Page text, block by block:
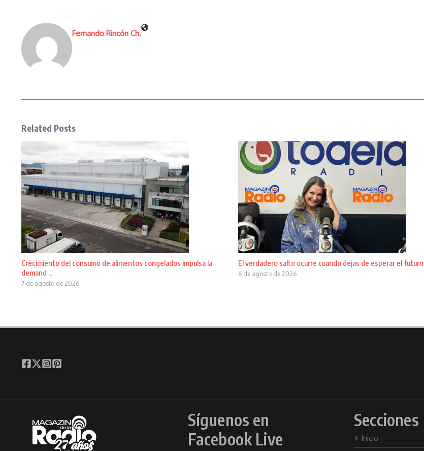
Fernando Rincón Ch.
Related Posts
Crecimiento del consumo de alimentos congelados impulsa la
demand ...
7 de agosto de 2026
El verdadero salto ocurre cuando dejas de esperar el futuro
6 de agosto de 2026
Síguenos en
Facebook Live
Secciones
Inicio